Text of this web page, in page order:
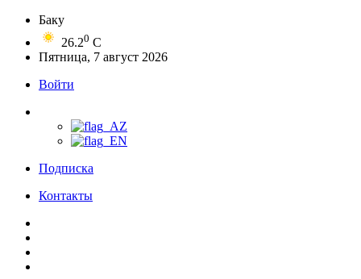
Баку
26.20 C
Пятница, 7 август 2026
Войти
Подписка
Контакты